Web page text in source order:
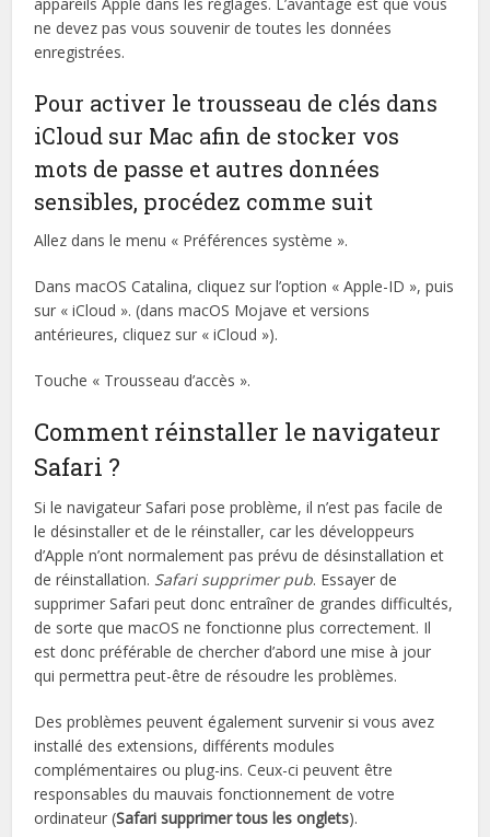
ne devez pas vous souvenir de toutes les données
enregistrées.
Pour activer le trousseau de clés dans
iCloud sur Mac afin de stocker vos
mots de passe et autres données
sensibles, procédez comme suit
Allez dans le menu « Préférences système ».
Dans macOS Catalina, cliquez sur l’option « Apple-ID », puis
sur « iCloud ». (dans macOS Mojave et versions
antérieures, cliquez sur « iCloud »).
Touche « Trousseau d’accès ».
Comment réinstaller le navigateur
Safari ?
Si le navigateur Safari pose problème, il n’est pas facile de
le désinstaller et de le réinstaller, car les développeurs
d’Apple n’ont normalement pas prévu de désinstallation et
de réinstallation. Safari supprimer pub. Essayer de
supprimer Safari peut donc entraîner de grandes difficultés,
de sorte que macOS ne fonctionne plus correctement. Il
est donc préférable de chercher d’abord une mise à jour
qui permettra peut-être de résoudre les problèmes.
Des problèmes peuvent également survenir si vous avez
installé des extensions, différents modules
complémentaires ou plug-ins. Ceux-ci peuvent être
responsables du mauvais fonctionnement de votre
ordinateur (Safari supprimer tous les onglets).